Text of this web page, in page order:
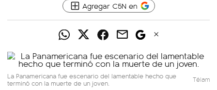
Agregar C5N en
La Panamericana fue escenario del lamentable hecho que
terminó con la muerte de un joven. Télam